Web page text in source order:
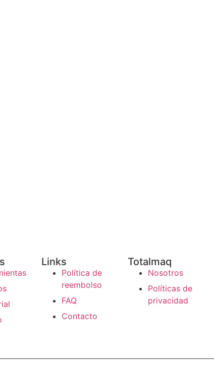
Links
Política de
reembolso
FAQ
Contacto
Totalmaq
Nosotros
Políticas de
privacidad